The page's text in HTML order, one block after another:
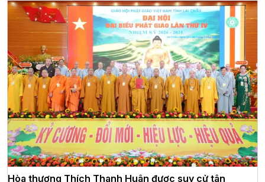
Hòa thượng Thích Thanh Huân được suy cử tân